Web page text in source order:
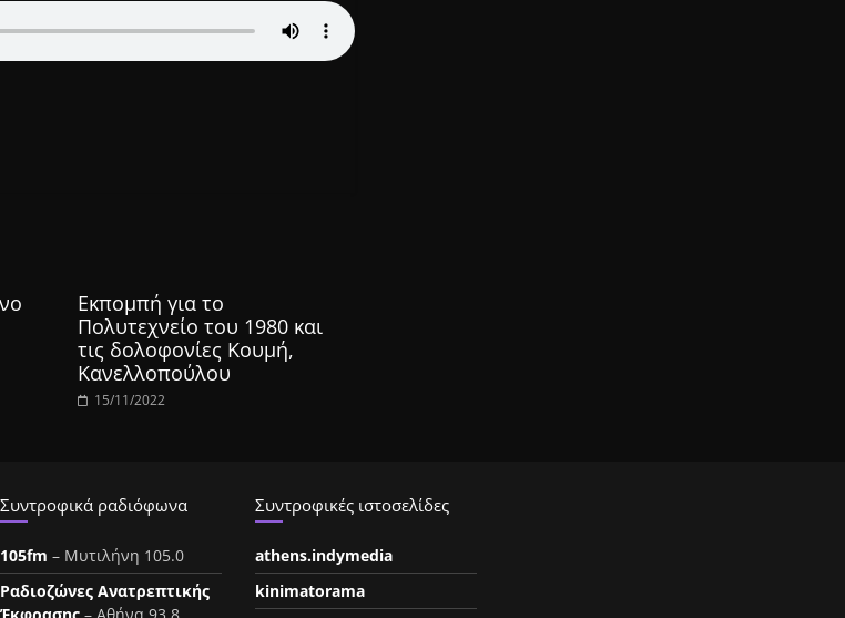
Εκπομπή για το
Πολυτεχνείο του 1980 και
τις δολοφονίες Κουμή,
Κανελλοπούλου
15/11/2022
Συντροφικά ραδιόφωνα
105fm – Μυτιλήνη 105.0
Ραδιοζώνες Ανατρεπτικής
Συντροφικές ιστοσελίδες
athens.indymedia
kinimatorama